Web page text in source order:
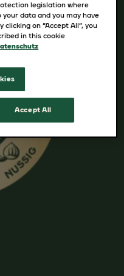
legislation where
data and you may have
on “Accept All”, you
in this cookie
Accept All